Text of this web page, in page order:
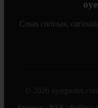
Cosas curiosas,
© 2026